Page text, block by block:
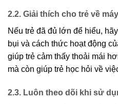
2.2. Giải thích cho trẻ về
Nếu trẻ đã đủ lớn để hiểu,
bụi và cách thức hoạt động
giúp trẻ cảm thấy thoải mái
mà còn giúp trẻ học hỏi về
2.3. Luôn theo dõi khi sử